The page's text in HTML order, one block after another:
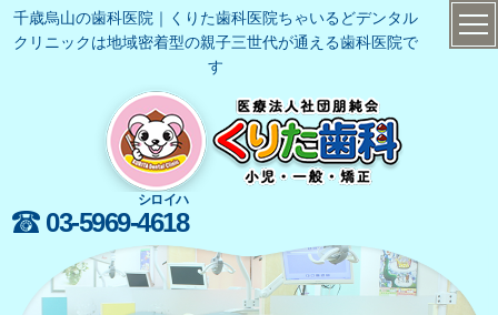
千歳烏山の歯科医院｜くりた歯科医院ちゃいるどデンタル
クリニックは地域密着型の親子三世代が通える歯科医院で
す
03-5969-4618
シロイハ